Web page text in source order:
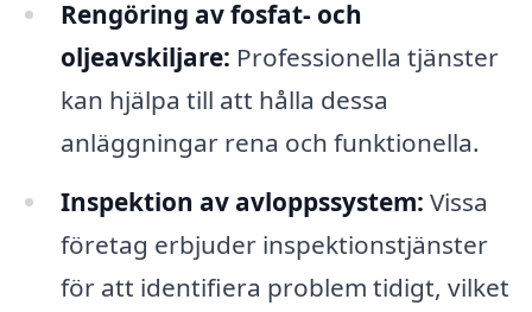
Rengöring av fosfat- och
oljeavskiljare: Professionella tjänster
kan hjälpa till att hålla dessa
anläggningar rena och funktionella.
Inspektion av avloppssystem: Vissa
företag erbjuder inspektionstjänster
för att identifiera problem tidigt, vilket